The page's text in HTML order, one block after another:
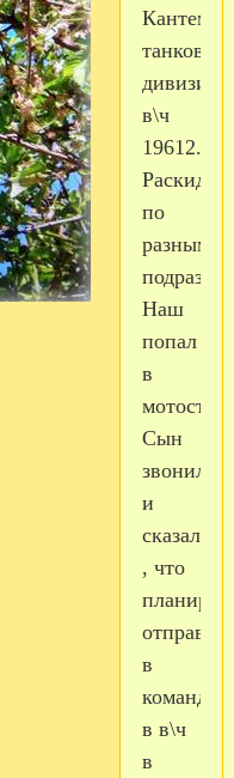
танковую
дивизию
в\ч
19612.
по
разным
Наш
попал
в
Сын
звонил
и
сказал
, что
в
в в\ч
в